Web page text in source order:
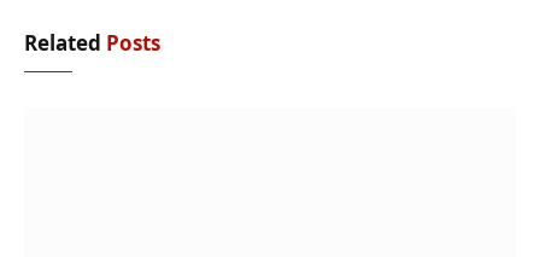
Related Posts